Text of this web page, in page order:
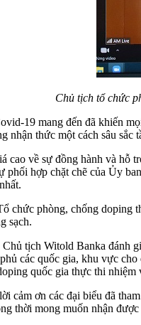
Chủ tịch tổ chức
19 mang đến đã khiến
thức một cách sâu sắc
cao về sự đồng hành và hỗ
phối hợp chặt chẽ của Ủy
chức phòng, chống doping
sạch.
tịch Witold Banka đánh
các quốc gia, khu vực
quốc gia thực thi nhiệm
cảm ơn các đại biểu đã
thời mong muốn nhận